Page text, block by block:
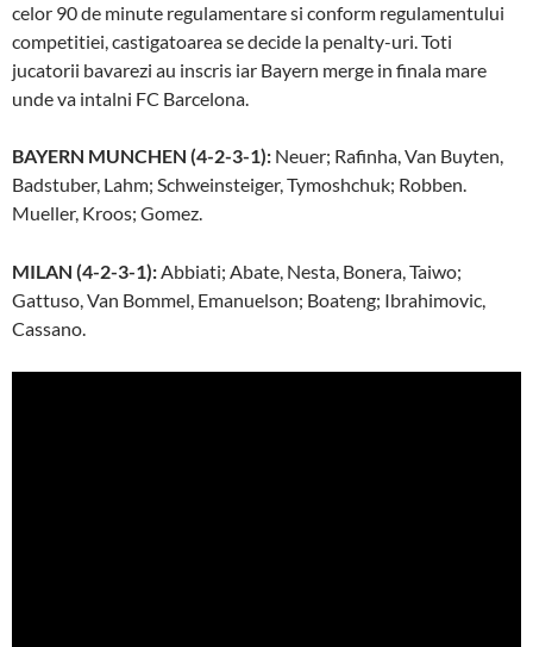
celor 90 de minute regulamentare si conform regulamentului
competitiei, castigatoarea se decide la penalty-uri. Toti
jucatorii bavarezi au inscris iar Bayern merge in finala mare
unde va intalni FC Barcelona.
BAYERN MUNCHEN (4-2-3-1): Neuer; Rafinha, Van Buyten,
Badstuber, Lahm; Schweinsteiger, Tymoshchuk; Robben.
Mueller, Kroos; Gomez.
MILAN (4-2-3-1):Abbiati; Abate, Nesta, Bonera, Taiwo;
Gattuso, Van Bommel, Emanuelson; Boateng; Ibrahimovic,
Cassano.